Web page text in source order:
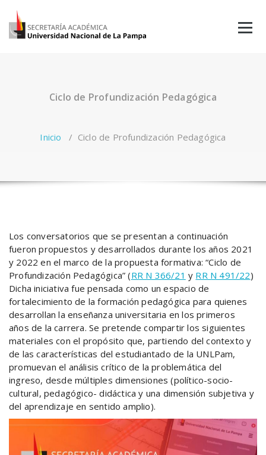
contenido
Ciclo de Profundización Pedagógica
Inicio / Ciclo de Profundización Pedagógica
Los conversatorios que se presentan a continuación
fueron propuestos y desarrollados durante los años 2021
y 2022 en el marco de la propuesta formativa: “Ciclo de
Profundización Pedagógica” (RR N 366/21 y RR N 491/22)
Dicha iniciativa fue pensada como un espacio de
fortalecimiento de la formación pedagógica para quienes
desarrollan la enseñanza universitaria en los primeros
años de la carrera. Se pretende compartir los siguientes
materiales con el propósito que, partiendo del contexto y
de las características del estudiantado de la UNLPam,
promuevan el análisis crítico de la problemática del
ingreso, desde múltiples dimensiones (político-socio-
cultural, pedagógico- didáctica y una dimensión subjetiva y
del aprendizaje en sentido amplio).